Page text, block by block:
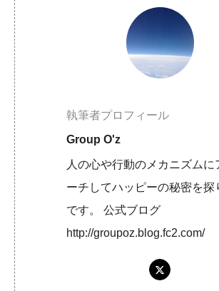
執筆者プロフィール
Group O'z
人の心や行動のメカニズムに
ーチしてハッピーの秘密を探
です。 公式ブログ
http://groupoz.blog.fc2.com/